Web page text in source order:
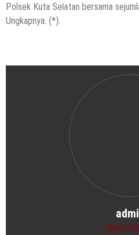
Polsek Kuta Selatan bersama
Ungkapnya. (*).
News